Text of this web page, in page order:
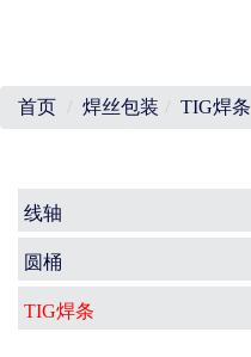
首页 焊丝包装 TIG焊条
Main
navigation
线轴
圆桶
TIG焊条